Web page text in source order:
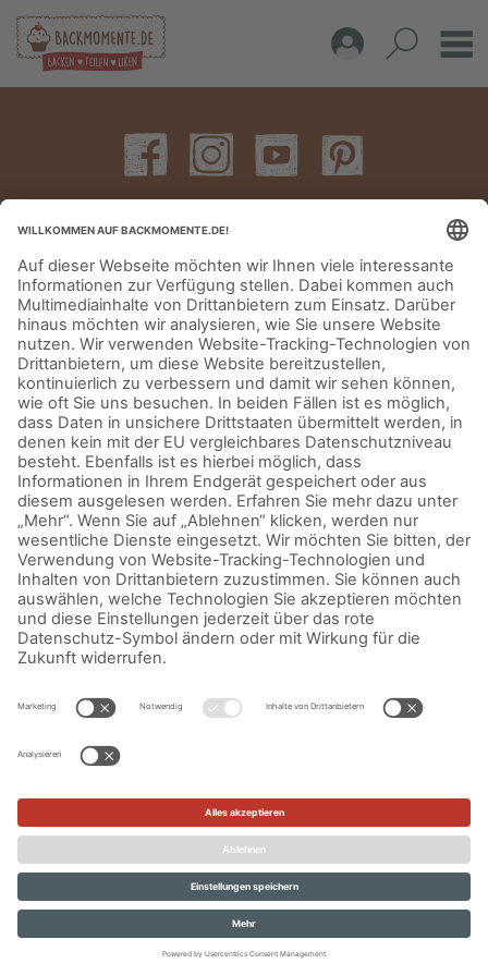
IMPRESSUM DATENSCHUTZERKLÄRUNG AGB KONTAKT
© Aurora Mühlen GmbH - Trettaustraße 49 – D-21107 Hamburg